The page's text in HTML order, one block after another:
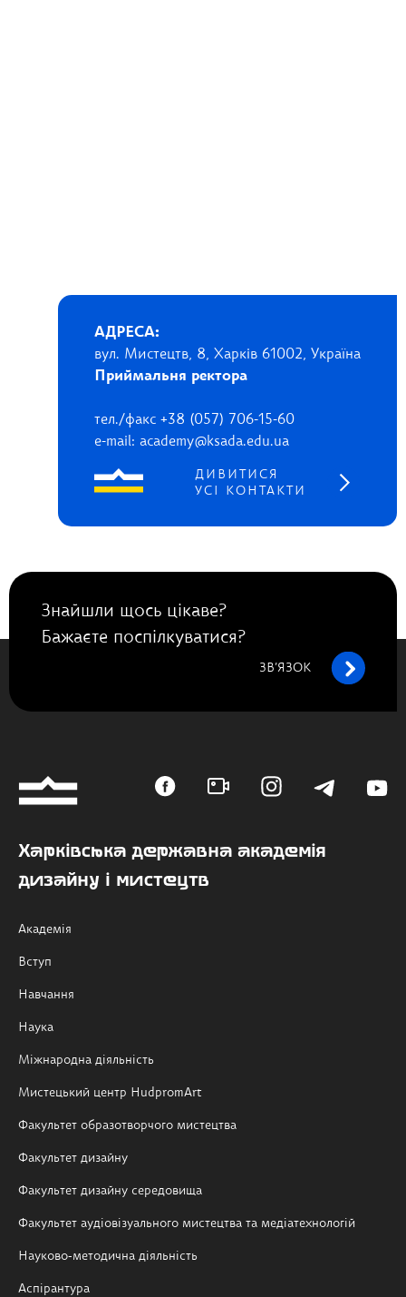
АДРЕСА:
вул. Мистецтв, 8, Харків 61002, Україна
Приймальня ректора
тел./факс +38 (057) 706-15-60
e-mail: academy@ksada.edu.ua
ДИВИТИСЯ
УСІ КОНТАКТИ
Знайшли щось цікаве?
Бажаєте поспілкуватися?
ЗВ’ЯЗОК
Харківська державна академія
дизайну і мистецтв
Академія
Вступ
Навчання
Наука
Міжнародна діяльність
Мистецький центр HudpromArt
Факультет образотворчого мистецтва
Факультет дизайну
Факультет дизайну середовища
Факультет аудіовізуального мистецтва та медіатехнологій
Науково-методична діяльність
Аспірантура